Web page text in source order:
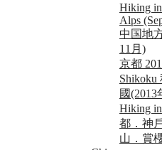
Hiking in
Alps
中国地
11月)
京都
Shikoku
國(2013
Hiking
都．神
山．賞